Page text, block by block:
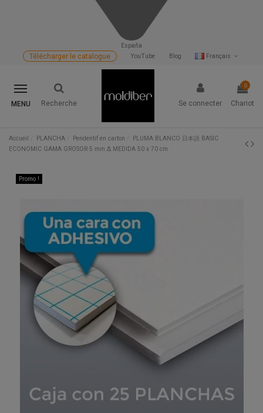
España
Français
Blog
YouTube
Télécharger le catalogue
MENU Recherche Se connecter
0
Chariot
Accueil PLANCHA Pendentif en carton
PLUMA BLANCO 日本語 BASIC
ECONOMIC GAMA GROSOR 5 mm Δ MEDIDA 50 x 70 cm
Promo !